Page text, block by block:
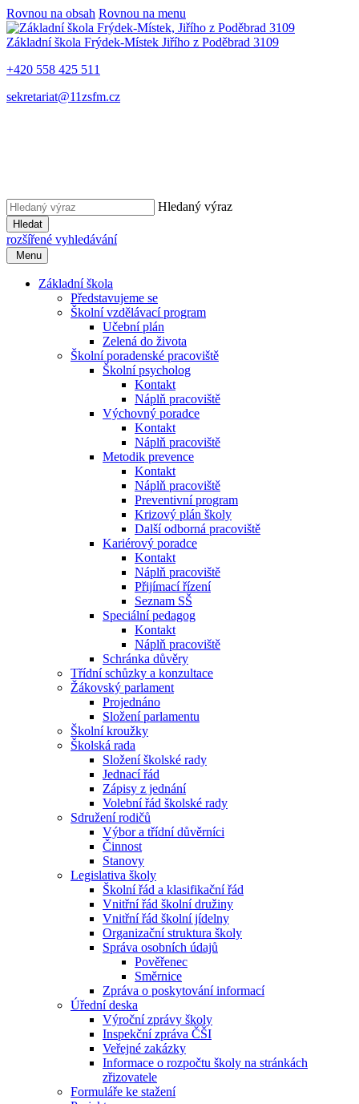
Rovnou na obsah Rovnou na menu
Základní škola Frýdek-Místek Jiřího z Poděbrad 3109
+420 558 425 511
sekretariat@11zsfm.cz
Hledaný výraz
Hledat
rozšířené vyhledávání
Menu
Základní škola
Představujeme se
Školní vzdělávací program
Učební plán
Zelená do života
Školní poradenské pracoviště
Školní psycholog
Kontakt
Náplň pracoviště
Výchovný poradce
Kontakt
Náplň pracoviště
Metodik prevence
Kontakt
Náplň pracoviště
Preventivní program
Krizový plán školy
Další odborná pracoviště
Kariérový poradce
Kontakt
Náplň pracoviště
Přijímací řízení
Seznam SŠ
Speciální pedagog
Kontakt
Náplň pracoviště
Schránka důvěry
Třídní schůzky a konzultace
Žákovský parlament
Projednáno
Složení parlamentu
Školní kroužky
Školská rada
Složení školské rady
Jednací řád
Zápisy z jednání
Volební řád školské rady
Sdružení rodičů
Výbor a třídní důvěrníci
Činnost
Stanovy
Legislativa školy
Školní řád a klasifikační řád
Vnitřní řád školní družiny
Vnitřní řád školní jídelny
Organizační struktura školy
Správa osobních údajů
Pověřenec
Směrnice
Zpráva o poskytování informací
Úřední deska
Výroční zprávy školy
Inspekční zpráva ČŠI
Veřejné zakázky
Informace o rozpočtu školy na stránkách
zřizovatele
Formuláře ke stažení